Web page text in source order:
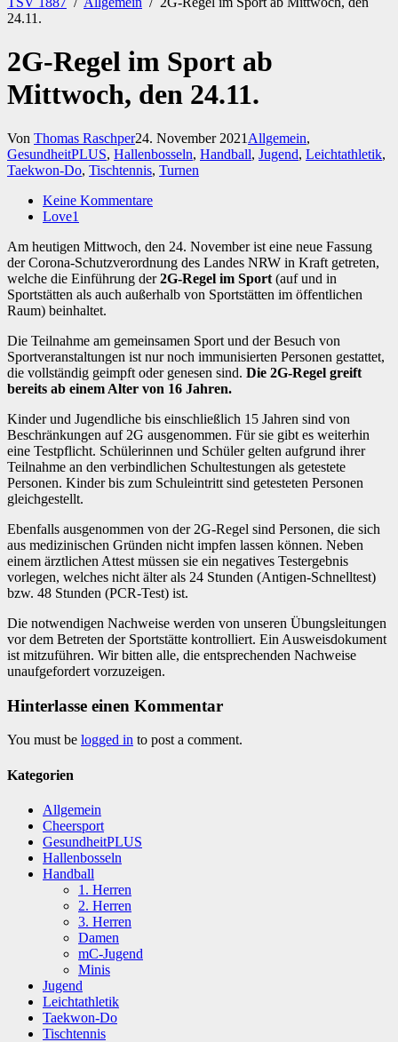
24.11.
2G-Regel im Sport ab
Mittwoch, den 24.11.
Von Thomas Raschper24. November 2021 Allgemein,
GesundheitPLUS, Hallenbosseln, Handball, Jugend, Leichtathletik,
Taekwon-Do, Tischtennis, Turnen
Keine Kommentare
Love1
Am heutigen Mittwoch, den 24. November ist eine neue Fassung
der Corona-Schutzverordnung des Landes NRW in Kraft getreten,
welche die Einführung der2G-Regel im Sport (auf und in
Sportstätten als auch außerhalb von Sportstätten im öffentlichen
Raum) beinhaltet.
Die Teilnahme am gemeinsamen Sport und der Besuch von
Sportveranstaltungen ist nur noch immunisierten Personen gestattet,
die vollständig geimpft oder genesen sind. Die 2G-Regel greift
bereits ab einem Alter von 16 Jahren.
Kinder und Jugendliche bis einschließlich 15 Jahren sind von
Beschränkungen auf 2G ausgenommen. Für sie gibt es weiterhin
eine Testpflicht. Schülerinnen und Schüler gelten aufgrund ihrer
Teilnahme an den verbindlichen Schultestungen als getestete
Personen. Kinder bis zum Schuleintritt sind getesteten Personen
gleichgestellt.
Ebenfalls ausgenommen von der 2G-Regel sind Personen, die sich
aus medizinischen Gründen nicht impfen lassen können. Neben
einem ärztlichen Attest müssen sie ein negatives Testergebnis
vorlegen, welches nicht älter als 24 Stunden (Antigen-Schnelltest)
bzw. 48 Stunden (PCR-Test) ist.
Die notwendigen Nachweise werden von unseren Übungsleitungen
vor dem Betreten der Sportstätte kontrolliert. Ein Ausweisdokument
ist mitzuführen. Wir bitten alle, die entsprechenden Nachweise
unaufgefordert vorzuzeigen.
Hinterlasse einen Kommentar
You must be logged in to post a comment.
Kategorien
Allgemein
Cheersport
GesundheitPLUS
Hallenbosseln
Handball
1. Herren
2. Herren
3. Herren
Damen
mC-Jugend
Minis
Jugend
Leichtathletik
Taekwon-Do
Tischtennis